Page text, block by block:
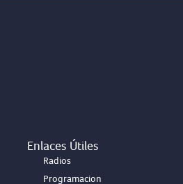
Enlaces Útiles
Radios
Programacion